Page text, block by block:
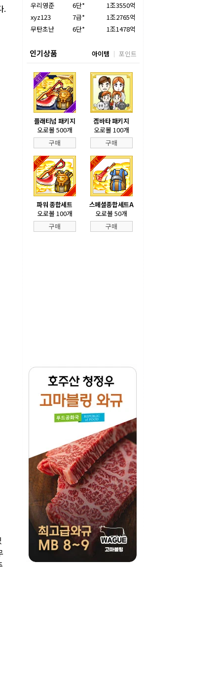
.
우리영준
6단*
1조3550억
xyz123
7급*
1조2765억
무탄초난
6단* 1조1478억
인기상품 아이템 포인트
플래티넘 패키지
오로볼 500개
구매
겜바타 패키지
오로볼 100개
구매
파워 종합세트
오로볼 100개
구매
스페셜종합세트A
오로볼 50개
구매